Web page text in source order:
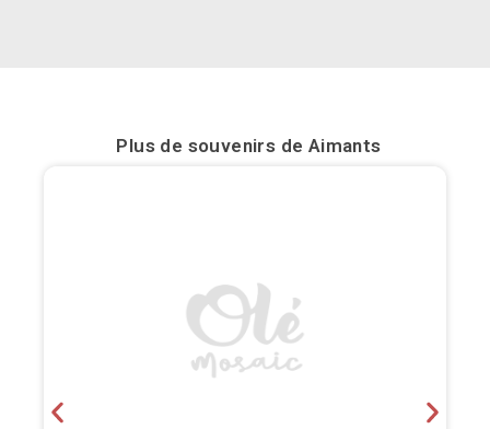
Fuerteventura
Plus de souvenirs de Aimants